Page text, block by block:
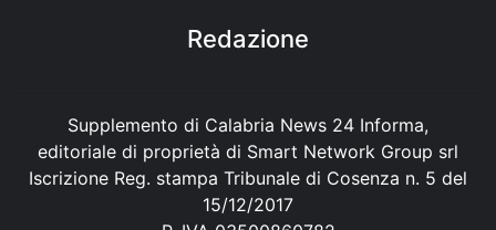
Redazione
Supplemento di Calabria News 24 Informa,
editoriale di proprietà di Smart Network Group srl
Iscrizione Reg. stampa Tribunale di Cosenza n. 5 del
15/12/2017